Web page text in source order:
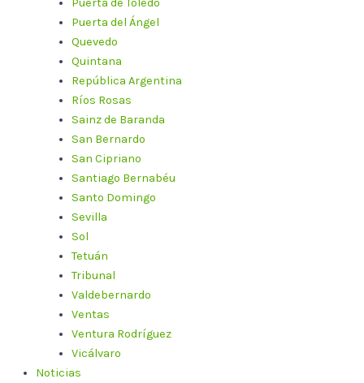
Puerta de Toledo
Puerta del Ángel
Quevedo
Quintana
República Argentina
Ríos Rosas
Sainz de Baranda
San Bernardo
San Cipriano
Santiago Bernabéu
Santo Domingo
Sevilla
Sol
Tetuán
Tribunal
Valdebernardo
Ventas
Ventura Rodríguez
Vicálvaro
Noticias